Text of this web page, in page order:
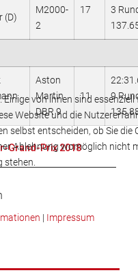
(D)
M2000-
2
17
3
Aston
Martin
DBR 9
11
9
Grand-Prix 2018
von ihnen sind
Website und die
selbst entscheiden, ob Sie die
Ablehnung womöglich nicht
| Impressum